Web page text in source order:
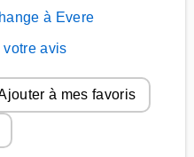
à Evere
votre avis
à mes favoris